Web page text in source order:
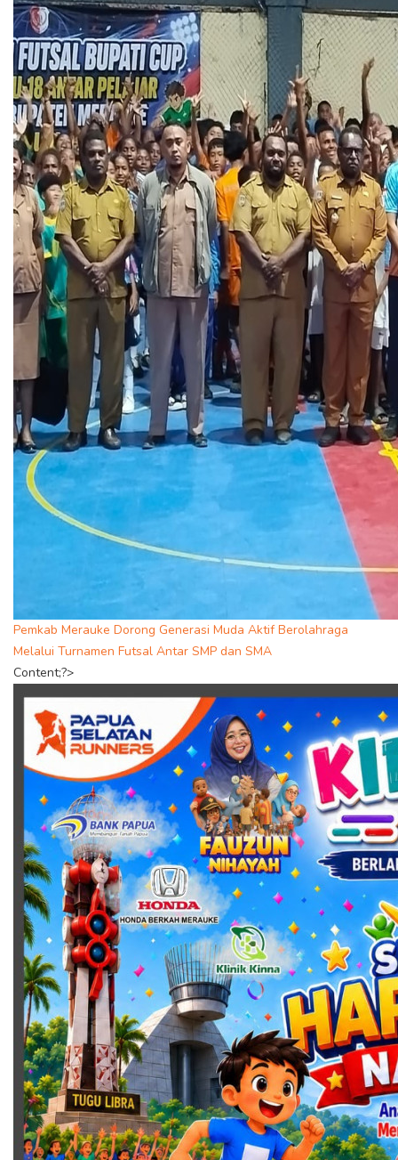
Pemkab Merauke Dorong Generasi Muda Aktif Berolahraga
Melalui Turnamen Futsal Antar SMP dan SMA
Content;?>